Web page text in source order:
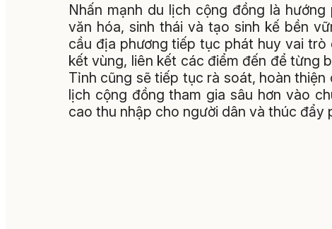
Nhấn mạnh du lịch cộng đồng là
văn hóa, sinh thái và tạo sinh kế bền
cầu địa phương tiếp tục phát huy vai
kết vùng, liên kết các điểm đến để từng
Tỉnh cũng sẽ tiếp tục rà soát, hoàn
lịch cộng đồng tham gia sâu hơn vào
cao thu nhập cho người dân và thúc đẩy